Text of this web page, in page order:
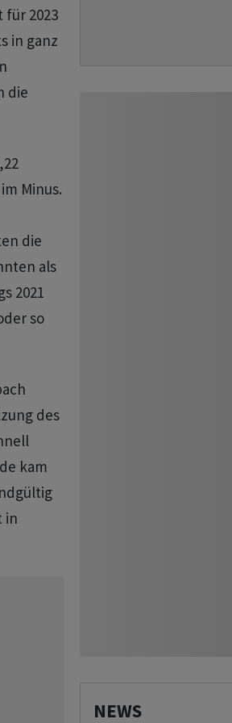
2023
in ganz
die
Minus.
die
als
2021
so
des
kam
in
NEWS